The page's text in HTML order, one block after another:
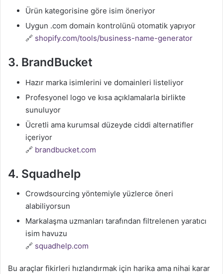
Ürün kategorisine göre isim öneriyor
Uygun .com domain kontrolünü otomatik yapıyor
🔗 shopify.com/tools/business-name-generator
3. BrandBucket
Hazır marka isimlerini ve domainleri listeliyor
Profesyonel logo ve kısa açıklamalarla birlikte
sunuluyor
Ücretli ama kurumsal düzeyde ciddi alternatifler
içeriyor
🔗 brandbucket.com
4. Squadhelp
Crowdsourcing yöntemiyle yüzlerce öneri
alabiliyorsun
Markalaşma uzmanları tarafından filtrelenen yaratıcı
isim havuzu
🔗 squadhelp.com
Bu araçlar fikirleri hızlandırmak için harika ama nihai karar